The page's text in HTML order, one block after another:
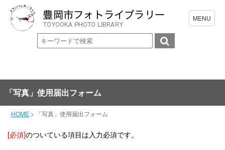
「写真」使用届出フォーム
HOME > 「写真」使用届出フォーム
[必須]のついている項目は入力必須です。